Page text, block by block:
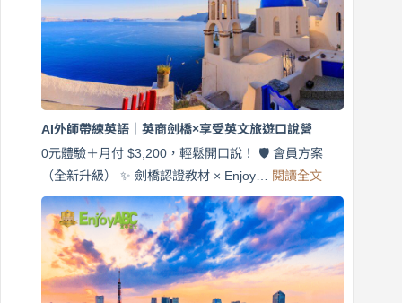
說
英
語！
英
商
劍
口
說
營
｜
月
AI外師帶練英語｜英商劍橋×享受英文旅遊口說營
0元體驗＋月付 $3,200，輕鬆開口說！ 🛡️ 會員方案
（全新升級） ✨ 劍橋認證教材 × Enjoy… 閱讀全文:
外
師
帶
英